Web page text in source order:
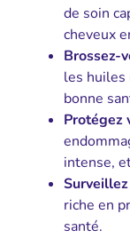
de soin
cheveux
Brossez-
les huiles
bonne
Protégez
intense,
riche en
santé.